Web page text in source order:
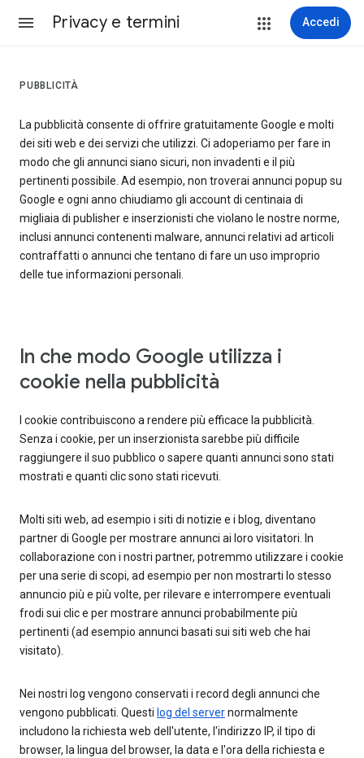
Privacy e termini Accedi
PUBBLICITÀ
La pubblicità consente di offrire gratuitamente Google e molti
dei siti web e dei servizi che utilizzi. Ci adoperiamo per fare in
modo che gli annunci siano sicuri, non invadenti e il più
pertinenti possibile. Ad esempio, non troverai annunci popup su
Google e ogni anno chiudiamo gli account di centinaia di
migliaia di publisher e inserzionisti che violano le nostre norme,
inclusi annunci contenenti malware, annunci relativi ad articoli
contraffatti o annunci che tentano di fare un uso improprio
delle tue informazioni personali.
In che modo Google utilizza i
cookie nella pubblicità
I cookie contribuiscono a rendere più efficace la pubblicità.
Senza i cookie, per un inserzionista sarebbe più difficile
raggiungere il suo pubblico o sapere quanti annunci sono stati
mostrati e quanti clic sono stati ricevuti.
Molti siti web, ad esempio i siti di notizie e i blog, diventano
partner di Google per mostrare annunci ai loro visitatori. In
collaborazione con i nostri partner, potremmo utilizzare i cookie
per una serie di scopi, ad esempio per non mostrarti lo stesso
annuncio più e più volte, per rilevare e interrompere eventuali
frodi sui clic e per mostrare annunci probabilmente più
pertinenti (ad esempio annunci basati sui siti web che hai
visitato).
Nei nostri log vengono conservati i record degli annunci che
vengono pubblicati. Questi log del servernormalmente
includono la richiesta web dell'utente, l'indirizzo IP, il tipo di
browser, la lingua del browser, la data e l'ora della richiesta e